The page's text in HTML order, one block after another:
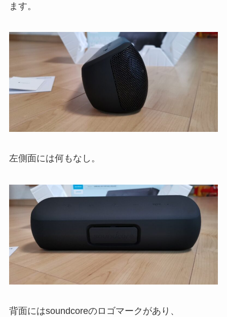
ます。
左側面には何もなし。
背面にはsoundcoreのロゴマークがあり、